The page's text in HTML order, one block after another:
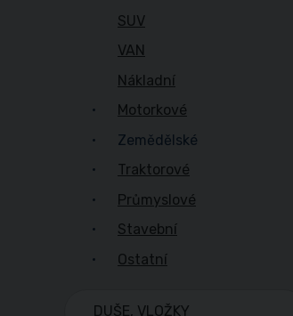
SUV
VAN
Nákladní
Motorkové
Zemědělské
Traktorové
Průmyslové
Stavební
Ostatní
DUŠE, VLOŽKY